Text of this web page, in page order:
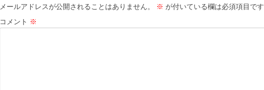
メールアドレスが公開されることはありません。 ※ が付いている欄は必須項目です
コメント ※